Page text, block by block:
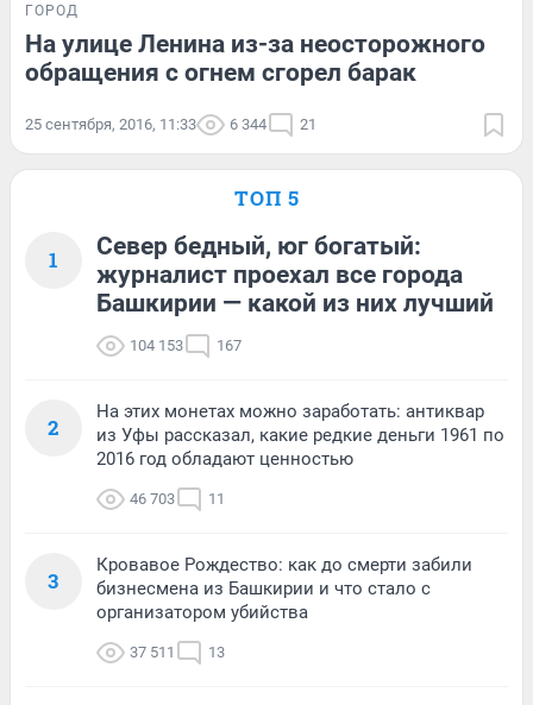
ГОРОД
На улице Ленина из-за неосторожного
обращения с огнем сгорел барак
25 сентября, 2016, 11:33 6 344 21
ТОП 5
1
Север бедный, юг богатый:
журналист проехал все города
Башкирии — какой из них лучший
104 153 167
2
На этих монетах можно заработать: антиквар
из Уфы рассказал, какие редкие деньги 1961 по
2016 год обладают ценностью
46 703 11
3
Кровавое Рождество: как до смерти забили
бизнесмена из Башкирии и что стало с
организатором убийства
37 511 13